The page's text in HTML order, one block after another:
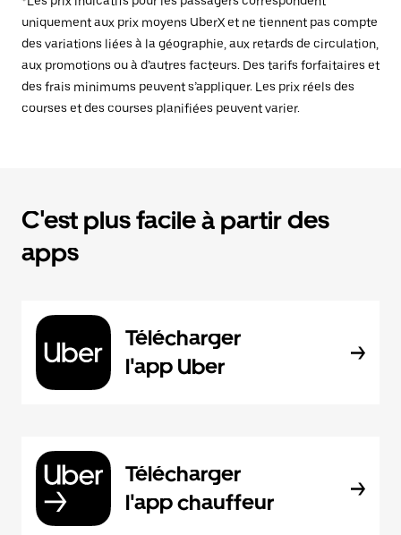
uniquement aux prix moyens UberX et ne tiennent pas compte
des variations liées à la géographie, aux retards de circulation,
aux promotions ou à d’autres facteurs. Des tarifs forfaitaires et
des frais minimums peuvent s’appliquer. Les prix réels des
courses et des courses planifiées peuvent varier.
C'est plus facile à partir des
apps
Télécharger
l'app Uber
Télécharger
l'app chauffeur